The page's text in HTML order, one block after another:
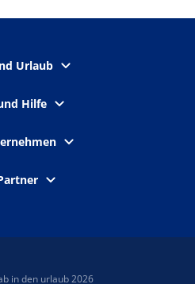
Urlaub
Hilfe
in den urlaub 2026